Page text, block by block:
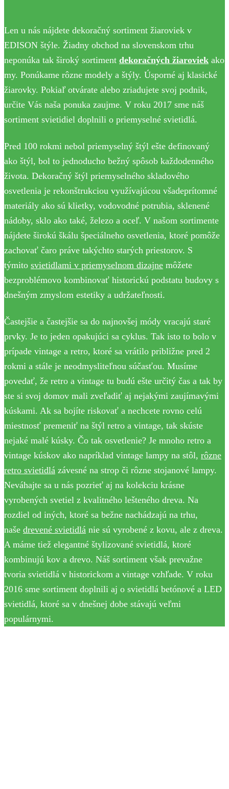
Len u nás nájdete dekoračný sortiment žiaroviek v
EDISON štýle. Žiadny obchod na slovenskom trhu
neponúka tak široký sortiment dekoračných žiaroviek ako
my. Ponúkame rôzne modely a štýly. Úsporné aj klasické
žiarovky. Pokiaľ otvárate alebo zriadujete svoj podnik,
určite Vás naša ponuka zaujme. V roku 2017 sme náš
sortiment svietidiel doplnili o priemyselné svietidlá.
Pred 100 rokmi nebol priemyselný štýl ešte definovaný
ako štýl, bol to jednoducho bežný spôsob každodenného
života. Dekoračný štýl priemyselného skladového
osvetlenia je rekonštrukciou využívajúcou všadeprítomné
materiály ako sú klietky, vodovodné potrubia, sklenené
nádoby, sklo ako také, železo a oceľ. V našom sortimente
nájdete širokú škálu špeciálneho osvetlenia, ktoré pomôže
zachovať čaro práve takýchto starých priestorov. S
týmito svietidlami v priemyselnom dizajne môžete
bezproblémovo kombinovať historickú podstatu budovy s
dnešným zmyslom estetiky a udržateľnosti.
Častejšie a častejšie sa do najnovšej módy vracajú staré
prvky. Je to jeden opakujúci sa cyklus. Tak isto to bolo v
prípade vintage a retro, ktoré sa vrátilo približne pred 2
rokmi a stále je neodmysliteľnou súčasťou. Musíme
povedať, že retro a vintage tu budú ešte určitý čas a tak by
ste si svoj domov mali zveľadiť aj nejakými zaujímavými
kúskami. Ak sa bojíte riskovať a nechcete rovno celú
miestnosť premeniť na štýl retro a vintage, tak skúste
nejaké malé kúsky. Čo tak osvetlenie? Je mnoho retro a
vintage kúskov ako napríklad vintage lampy na stôl, rôzne
retro svietidlá závesné na strop či rôzne stojanové lampy.
Neváhajte sa u nás pozrieť aj na kolekciu krásne
vyrobených svetiel z kvalitného lešteného dreva. Na
rozdiel od iných, ktoré sa bežne nachádzajú na trhu,
naše drevené svietidlá nie sú vyrobené z kovu, ale z dreva.
A máme tiež elegantné štylizované svietidlá, ktoré
kombinujú kov a drevo. Náš sortiment však prevažne
tvoria svietidlá v historickom a vintage vzhľade. V roku
2016 sme sortiment doplnili aj o svietidlá betónové a LED
svietidlá, ktoré sa v dnešnej dobe stávajú veľmi
populárnymi.